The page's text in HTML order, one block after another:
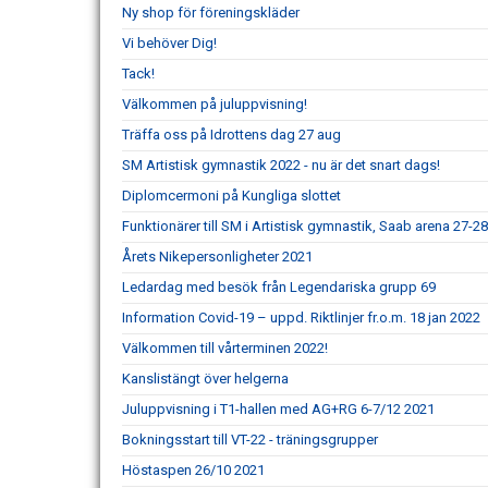
Ny shop för föreningskläder
Vi behöver Dig!
Tack!
Välkommen på juluppvisning!
Träffa oss på Idrottens dag 27 aug
SM Artistisk gymnastik 2022 - nu är det snart dags!
Diplomcermoni på Kungliga slottet
Funktionärer till SM i Artistisk gymnastik, Saab arena 27-
Årets Nikepersonligheter 2021
Ledardag med besök från Legendariska grupp 69
Information Covid-19 – uppd. Riktlinjer fr.o.m. 18 jan 2022
Välkommen till vårterminen 2022!
Kanslistängt över helgerna
Juluppvisning i T1-hallen med AG+RG 6-7/12 2021
Bokningsstart till VT-22 - träningsgrupper
Höstaspen 26/10 2021